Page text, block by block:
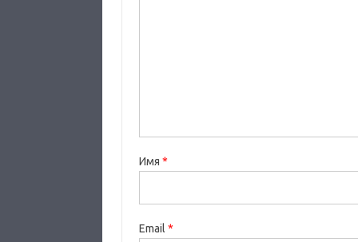
Имя *
Email *